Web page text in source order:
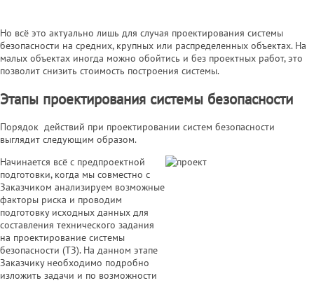
Но всё это актуально лишь для случая проектирования системы
безопасности на средних, крупных или распределенных объектах. На
малых объектах иногда можно обойтись и без проектных работ, это
позволит снизить стоимость построения системы.
Этапы проектирования системы безопасности
Порядок действий при проектировании систем безопасности
выглядит следующим образом.
Начинается всё с предпроектной
подготовки, когда мы совместно с
Заказчиком анализируем возможные
факторы риска и проводим
подготовку исходных данных для
составления технического задания
на проектирование системы
безопасности (ТЗ). На данном этапе
Заказчику необходимо подробно
изложить задачи и по возможности